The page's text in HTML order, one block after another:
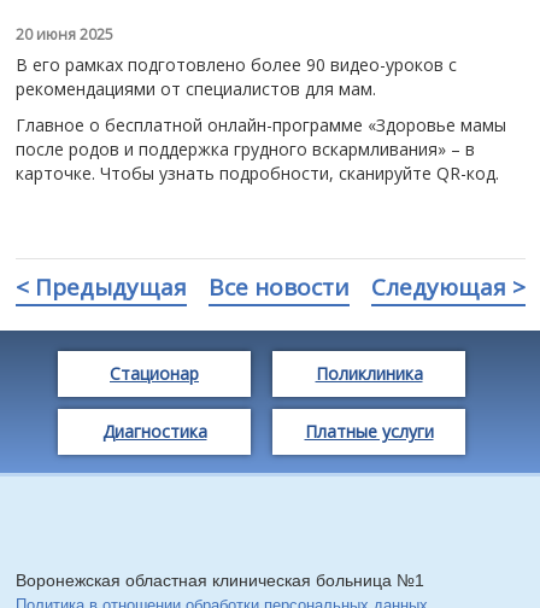
20 июня 2025
В его рамках подготовлено более 90 видео-уроков с
рекомендациями от специалистов для мам.
Главное о бесплатной онлайн-программе «Здоровье мамы
после родов и поддержка грудного вскармливания» – в
карточке. Чтобы узнать подробности, сканируйте QR-код.
< Предыдущая Все новости Следующая >
Стационар Поликлиника
Диагностика Платные услуги
Воронежская областная клиническая больница №1